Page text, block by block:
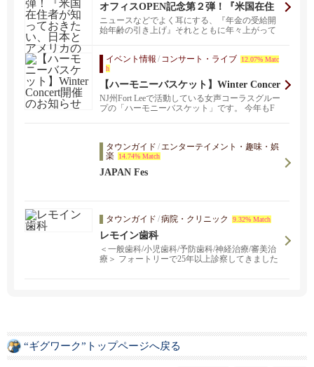
オフィスOPEN記念第２弾！『米国在住
者が知っておきたい、日本とアメリカの
年金のお話』セミナー
ニュースなどでよく耳にする、『年金の受給開
始年齢の引き上げ』それとともに年々上がって
イベント情報 / コンサート・ライブ
12.07% Matc
h
【ハーモニーバスケット】Winter Concer
t開催のお知らせ
NJ州Fort Leeで活動している女声コーラスグルー
プの「ハーモニーバスケット」です。 今年もF
タウンガイド /エンターテイメント・趣味・娯
楽
14.74% Match
JAPAN Fes
タウンガイド /病院・クリニック 9.32% Match
レモイン歯科
＜一般歯科/小児歯科/予防歯科/神経治療/審美治
療＞ フォートリーで25年以上診察してきました
“ギグワーク”トップページへ戻る